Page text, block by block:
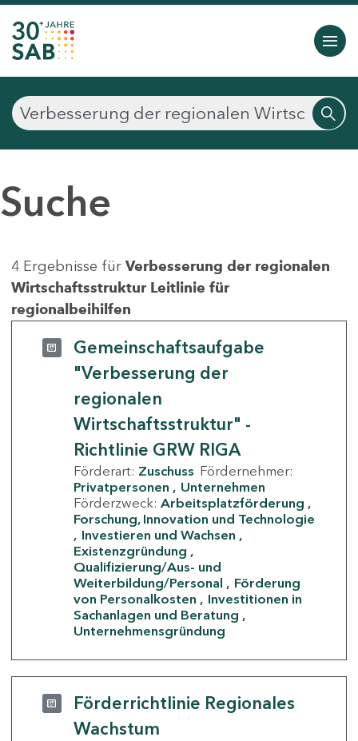
Suche
4 Ergebnisse für Verbesserung der regionalen
Wirtschaftsstruktur Leitlinie für
regionalbeihilfen
Gemeinschaftsaufgabe
"Verbesserung der
regionalen
Wirtschaftsstruktur" -
Richtlinie GRW RIGA
Förderart: Zuschuss Fördernehmer:
Privatpersonen
Unternehmen
Förderzweck: Arbeitsplatzförderung
Forschung, Innovation und Technologie
Investieren und Wachsen
Existenzgründung
Qualifizierung/Aus- und
Weiterbildung/Personal
Förderung
von Personalkosten
Investitionen in
Sachanlagen und Beratung
Unternehmensgründung
Förderrichtlinie Regionales
Wachstum